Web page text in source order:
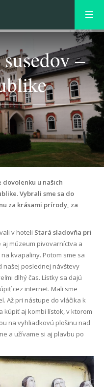
–
dovolenku u našich
Vybrali sme sa do
za krásami prírody, za
v hoteli Stará sladovňa pri
aj múzeum pivovarníctva a
kvapaliny. Potom sme sa
našej poslednej návštevy
dlhý čas. Lístky sa dajú
cez internet. Mali sme
Až pri nástupe do vláčika k
kúpiť aj kombi lístok, v ktorom
na vyhliadkovú plošinu nad
a užívame si aj plavbu po